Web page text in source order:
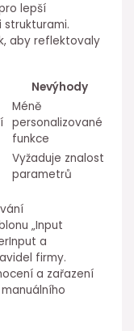
lepší
aby reflektovaly
Nevýhody
Méně
personalizované
funkce
Vyžaduje znalost⁣
parametrů
„Input
a
firmy.
a zařazení